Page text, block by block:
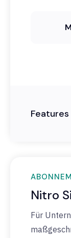
Features
Nitro
Für